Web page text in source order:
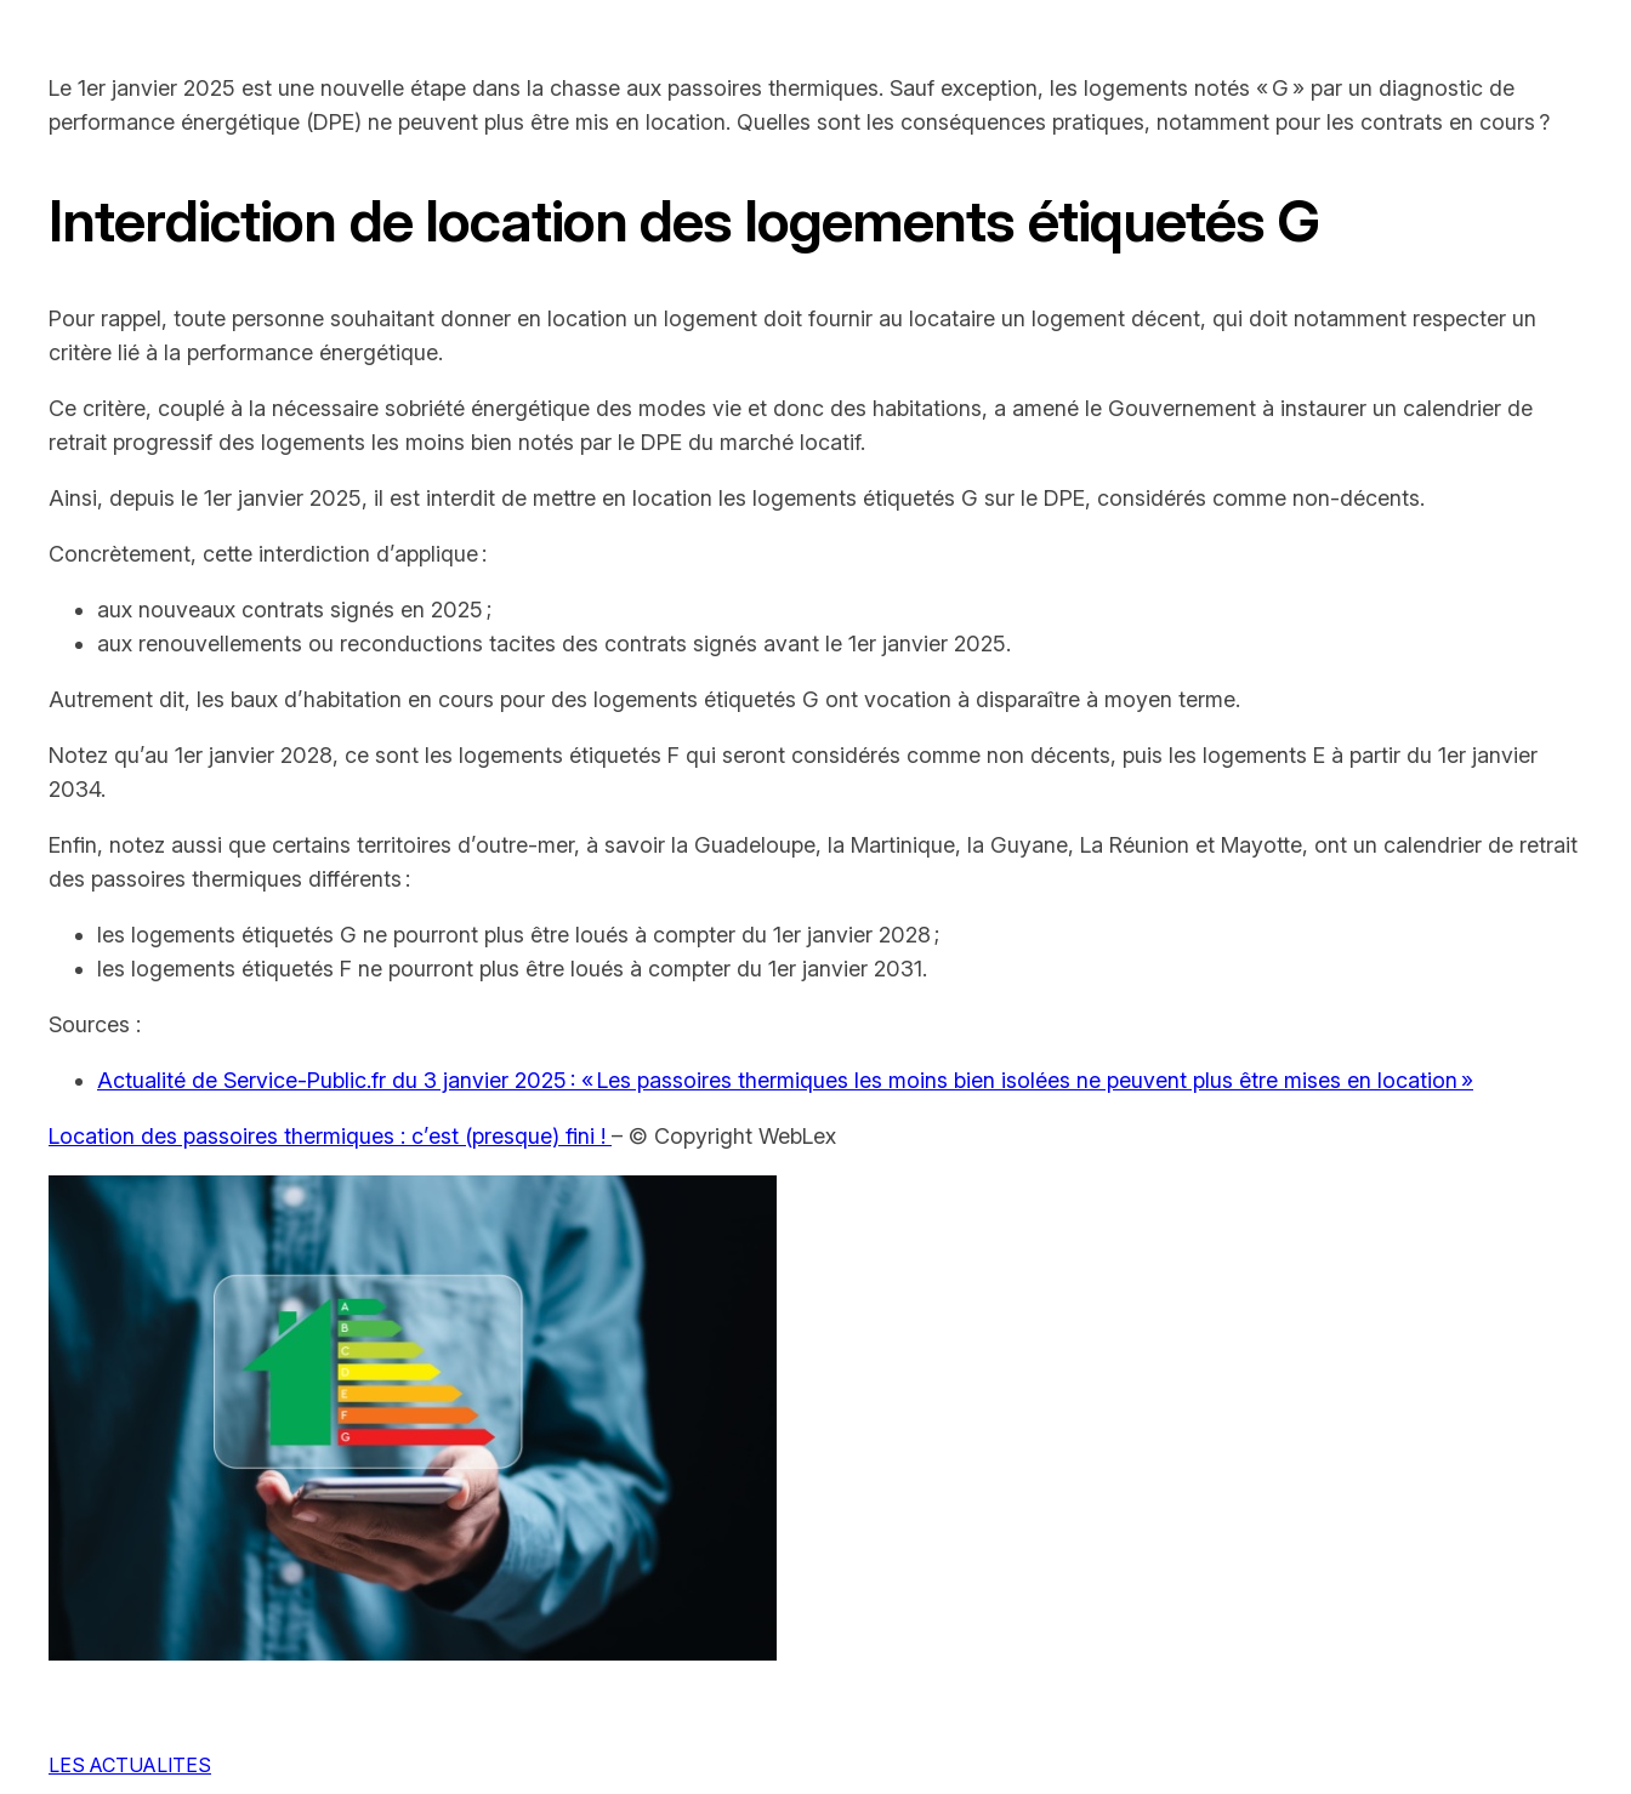
Le 1er janvier 2025 est une nouvelle étape dans la chasse aux passoires thermiques. Sauf exception, les logements notés « G » par un diagnostic de
performance énergétique (DPE) ne peuvent plus être mis en location. Quelles sont les conséquences pratiques, notamment pour les contrats en cours ?
Interdiction de location des logements étiquetés G
Pour rappel, toute personne souhaitant donner en location un logement doit fournir au locataire un logement décent, qui doit notamment respecter un
critère lié à la performance énergétique.
Ce critère, couplé à la nécessaire sobriété énergétique des modes vie et donc des habitations, a amené le Gouvernement à instaurer un calendrier de
retrait progressif des logements les moins bien notés par le DPE du marché locatif.
Ainsi, depuis le 1er janvier 2025, il est interdit de mettre en location les logements étiquetés G sur le DPE, considérés comme non-décents.
Concrètement, cette interdiction d’applique :
aux nouveaux contrats signés en 2025 ;
aux renouvellements ou reconductions tacites des contrats signés avant le 1er janvier 2025.
Autrement dit, les baux d’habitation en cours pour des logements étiquetés G ont vocation à disparaître à moyen terme.
Notez qu’au 1er janvier 2028, ce sont les logements étiquetés F qui seront considérés comme non décents, puis les logements E à partir du 1er janvier
2034.
Enfin, notez aussi que certains territoires d’outre-mer, à savoir la Guadeloupe, la Martinique, la Guyane, La Réunion et Mayotte, ont un calendrier de retrait
des passoires thermiques différents :
les logements étiquetés G ne pourront plus être loués à compter du 1er janvier 2028 ;
les logements étiquetés F ne pourront plus être loués à compter du 1er janvier 2031.
Sources :
Actualité de Service-Public.fr du 3 janvier 2025 : « Les passoires thermiques les moins bien isolées ne peuvent plus être mises en location »
Location des passoires thermiques : c’est (presque) fini ! – © Copyright WebLex
LES ACTUALITES